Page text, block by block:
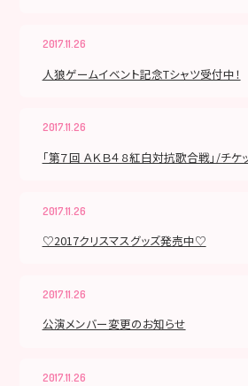
2017.11.26
人狼ゲームイベント記念Tシャツ受付中！
2017.11.26
「第７回 ＡＫＢ４８紅白対抗歌合戦」/チ
2017.11.26
♡2017クリスマスグッズ発売中♡
2017.11.26
公演メンバー変更のお知らせ
2017.11.26